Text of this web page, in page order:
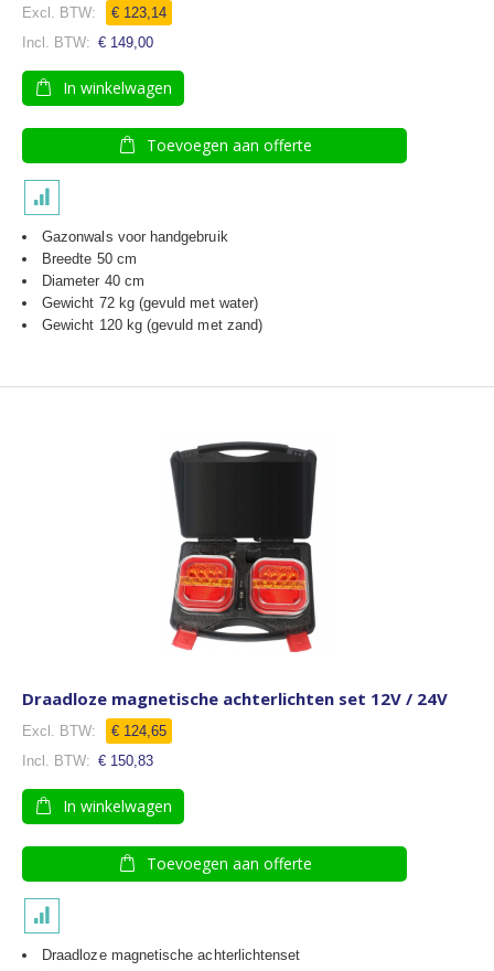
€ 123,14
€ 149,00
In winkelwagen
Toevoegen aan offerte
Gazonwals voor handgebruik
Breedte 50 cm
Diameter 40 cm
Gewicht 72 kg (gevuld met water)
Gewicht 120 kg (gevuld met zand)
Draadloze magnetische achterlichten set 12V / 24V
€ 124,65
€ 150,83
In winkelwagen
Toevoegen aan offerte
Draadloze magnetische achterlichtenset